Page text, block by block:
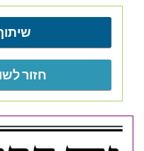
חזור